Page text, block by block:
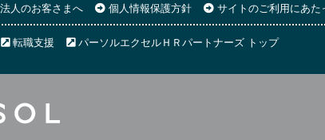
法人のお客さまへ 個人情報保護方針 サイトのご利用にあた
転職支援 パーソルエクセルＨＲパートナーズ トップ